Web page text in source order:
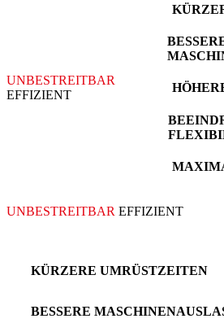
UNBESTREITBAR
EFFIZIENT
UNBESTREITBAR EFFIZIENT
KÜRZERE UMRÜSTZEITEN
BESSERE